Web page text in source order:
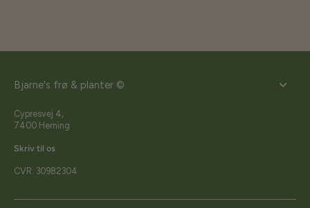
Bjarne's frø & planter ©
Cypresvej 4,
7400 Herning
Skriv til os
CVR: 30982304